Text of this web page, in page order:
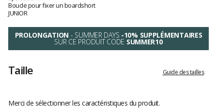
Boucle pour fixer un boardshort
JUNIOR
PROLONGATION - SUMMER DAYS -10% SUPPLÉMENTAIRES
SUR CE PRODUIT CODE SUMMER10
Taille Guide des tailles
Merci de sélectionner les caractéristiques du produit.